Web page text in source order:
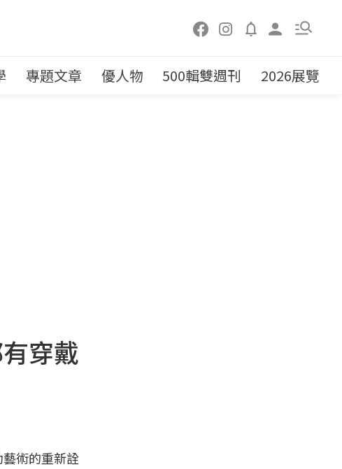
專題文章 優人物 500輯雙週刊 2026展覽
穿戴
術的重新詮